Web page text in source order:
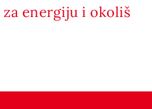
energiju i okoliš